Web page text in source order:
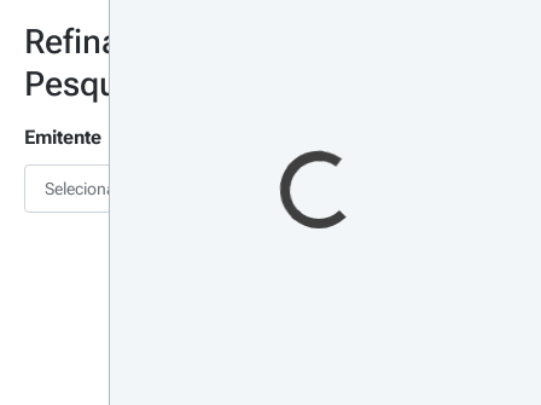
Refinar
Pesquisa
Emitente
Selecionar